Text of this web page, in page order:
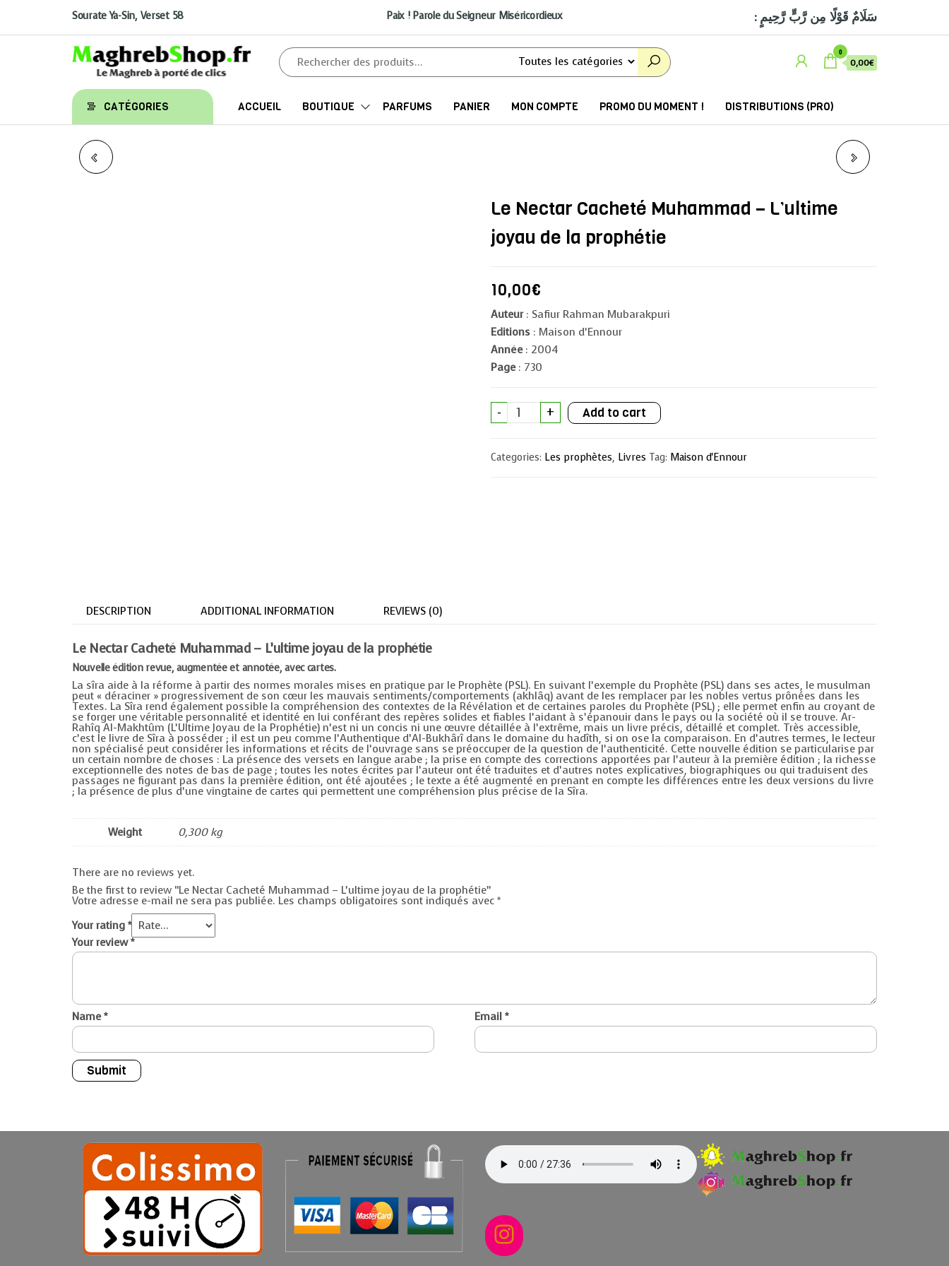
Sourate Ya-Sin, Verset 58 Paix ! Parole du Seigneur Miséricordieux : سَلَامٌ قَوْلًا مِن رَّبٍّ رَّحِيمٍ
Maghrebshop
Le
Maghreb
à porter
de clics
0
0,00€
CATÉGORIES ACCUEIL BOUTIQUE PARFUMS PANIER MON COMPTE PROMO DU MOMENT ! DISTRIBUTIONS (PRO)
Le Nectar Cacheté Muhammad – L’ultime
joyau de la prophétie
10,00€
Auteur: Safiur Rahman Mubarakpuri
Editions: Maison d’Ennour
Année: 2004
Page: 730
- Le
Nectar
Cacheté
L’ultime
+ Add to cart
Categories: Les prophètes, Livres Tag: Maison d'Ennour
DESCRIPTION ADDITIONAL INFORMATION REVIEWS (0)
Le Nectar Cacheté Muhammad – L’ultime joyau de la prophétie
Nouvelle édition revue, augmentée et annotée, avec cartes.
La sîra aide à la réforme à partir des normes morales mises en pratique par le Prophète (PSL). En suivant l’exemple du Prophète (PSL) dans ses actes, le musulman
peut « déraciner » progressivement de son cœur les mauvais sentiments/comportements (akhlâq) avant de les remplacer par les nobles vertus prônées dans les
Textes. La Sîra rend également possible la compréhension des contextes de la Révélation et de certaines paroles du Prophète (PSL) ; elle permet enfin au croyant de
se forger une véritable personnalité et identité en lui conférant des repères solides et fiables l’aidant à s’épanouir dans le pays ou la société où il se trouve. Ar-
Rahîq Al-Makhtûm (L’Ultime Joyau de la Prophétie) n’est ni un concis ni une œuvre détaillée à l’extrême, mais un livre précis, détaillé et complet. Très accessible,
c’est le livre de Sîra à posséder ; il est un peu comme l’Authentique d’Al-Bukhârî dans le domaine du hadîth, si on ose la comparaison. En d’autres termes, le lecteur
non spécialisé peut considérer les informations et récits de l’ouvrage sans se préoccuper de la question de l’authenticité. Cette nouvelle édition se particularise par
un certain nombre de choses : La présence des versets en langue arabe ; la prise en compte des corrections apportées par l’auteur à la première édition ; la richesse
exceptionnelle des notes de bas de page ; toutes les notes écrites par l’auteur ont été traduites et d’autres notes explicatives, biographiques ou qui traduisent des
passages ne figurant pas dans la première édition, ont été ajoutées ; le texte a été augmenté en prenant en compte les différences entre les deux versions du livre
; la présence de plus d’une vingtaine de cartes qui permettent une compréhension plus précise de la Sîra.
Weight 0,300 kg
There are no reviews yet.
Be the first to review “Le Nectar Cacheté Muhammad – L’ultime joyau de la prophétie”
Votre adresse e-mail ne sera pas publiée. Les champs obligatoires sont indiqués avec *
Your rating *
Your review*
Name* Email *
Instagram